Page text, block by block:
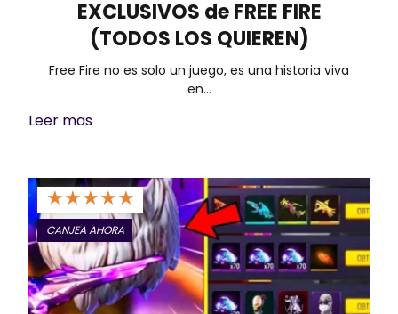
EXCLUSIVOS de FREE FIRE
(TODOS LOS QUIEREN)
Free Fire no es solo un juego, es una historia viva
en…
Leer mas
★★★★★
CANJEA AHORA
r